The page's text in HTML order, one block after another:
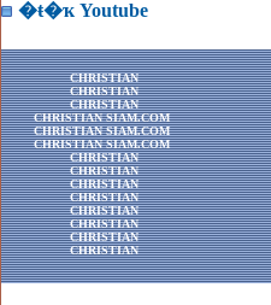
�ŧ�ҡ Youtube
CHRISTIAN
CHRISTIAN
CHRISTIAN
CHRISTIAN SIAM.COM
CHRISTIAN SIAM.COM
CHRISTIAN SIAM.COM
CHRISTIAN
CHRISTIAN
CHRISTIAN
CHRISTIAN
CHRISTIAN
CHRISTIAN
CHRISTIAN
CHRISTIAN